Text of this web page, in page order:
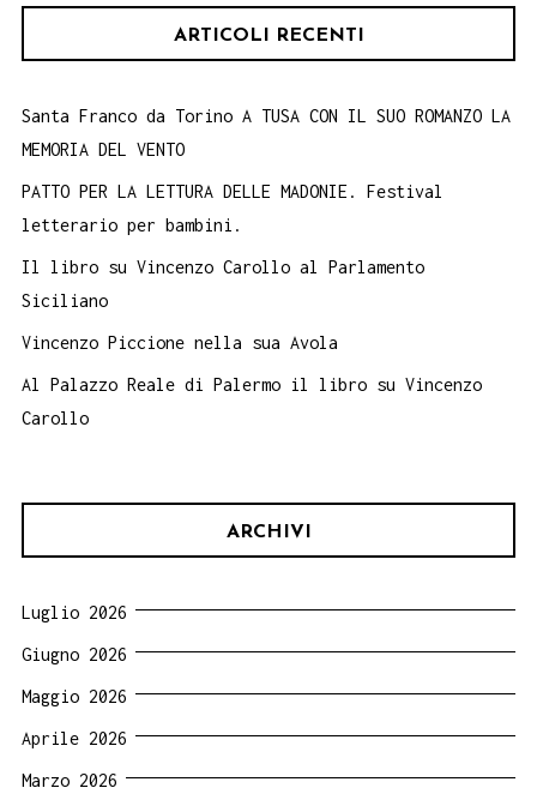
DONNE.
ARTICOLI RECENTI
Santa Franco da Torino A TUSA CON IL SUO ROMANZO LA
MEMORIA DEL VENTO
PATTO PER LA LETTURA DELLE MADONIE. Festival
letterario per bambini.
Il libro su Vincenzo Carollo al Parlamento
Siciliano
Vincenzo Piccione nella sua Avola
Al Palazzo Reale di Palermo il libro su Vincenzo
Carollo
ARCHIVI
Luglio 2026
Giugno 2026
Maggio 2026
Aprile 2026
Marzo 2026